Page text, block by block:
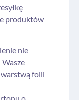
produktów
nie
folii